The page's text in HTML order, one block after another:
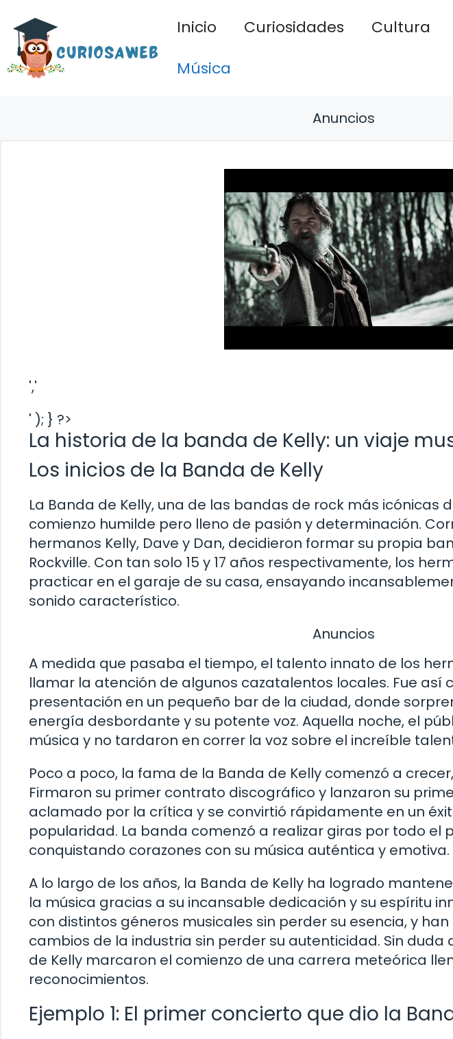
contenido
Inicio Curiosidades Cultura
Música
Anuncios
','
' ); } ?>
La historia de la banda de Kelly: un viaje
Los inicios de la Banda de Kelly
La Banda de Kelly, una de las bandas de rock más icónicas
comienzo humilde pero lleno de pasión y determinación.
hermanos Kelly, Dave y Dan, decidieron formar su propia
Rockville. Con tan solo 15 y 17 años respectivamente, los
practicar en el garaje de su casa, ensayando
sonido característico.
Anuncios
A medida que pasaba el tiempo, el talento innato de los
llamar la atención de algunos cazatalentos locales. Fue así
presentación en un pequeño bar de la ciudad, donde
energía desbordante y su potente voz. Aquella noche, el
música y no tardaron en correr la voz sobre el increíble
Poco a poco, la fama de la Banda de Kelly comenzó a
Firmaron su primer contrato discográfico y lanzaron su
aclamado por la crítica y se convirtió rápidamente en un
popularidad. La banda comenzó a realizar giras por todo el
conquistando corazones con su música auténtica y emotiva.
A lo largo de los años, la Banda de Kelly ha logrado
la música gracias a su incansable dedicación y su espíritu
con distintos géneros musicales sin perder su esencia, y
cambios de la industria sin perder su autenticidad. Sin duda
de Kelly marcaron el comienzo de una carrera meteórica
reconocimientos.
Ejemplo 1: El primer concierto que dio la